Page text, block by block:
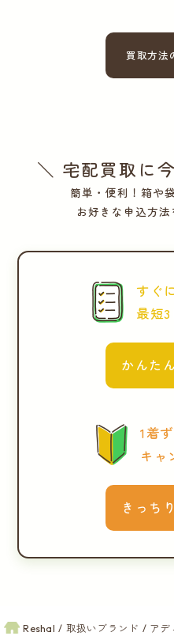
買取方法
＼ 宅配買取に
簡単・便利！箱や
お好きな申込方法
すぐ
最短
かんた
1着
キャ
きっち
Reshal 取扱いブランド アデ